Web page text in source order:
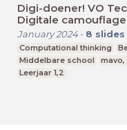
Digi-doener! VO
Digitale
January 2024- 8 slides
Computational thinking
Middelbare school
mavo,
Leerjaar 1,2